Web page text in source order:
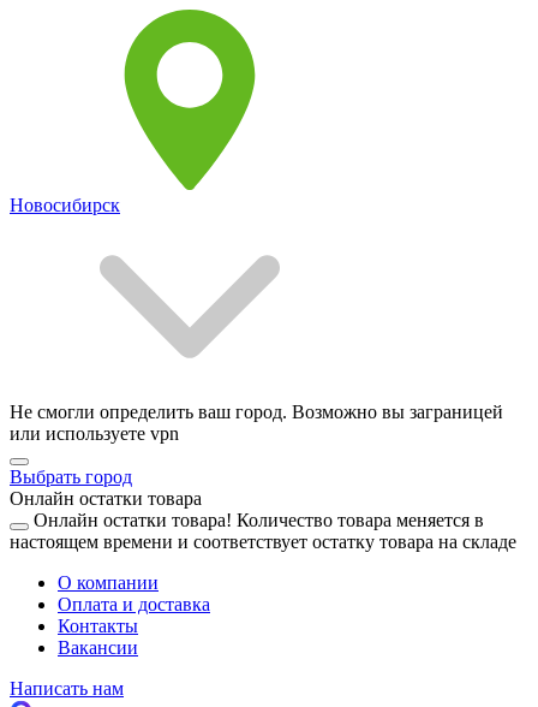
Новосибирск
Не смогли определить ваш город. Возможно вы заграницей
или используете vpn
Выбрать город
Онлайн остатки товара
Онлайн остатки товара! Количество товара меняется в
настоящем времени и соответствует остатку товара на складе
О компании
Оплата и доставка
Контакты
Вакансии
Написать нам